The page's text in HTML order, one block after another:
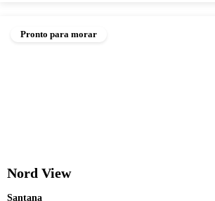
Pronto para morar
Nord View
Santana